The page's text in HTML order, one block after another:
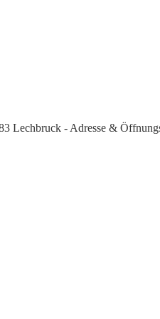
Lechbruck - Adresse &